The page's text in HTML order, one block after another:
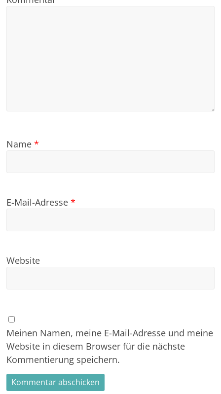
Name*
E-Mail-Adresse*
Website
Meinen Namen, meine E-Mail-Adresse und meine
Website in diesem Browser für die nächste
Kommentierung speichern.